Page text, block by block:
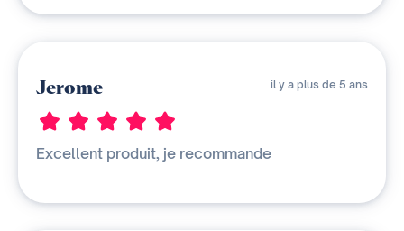
Jerome il y a plus de 5 ans
Excellent produit, je recommande